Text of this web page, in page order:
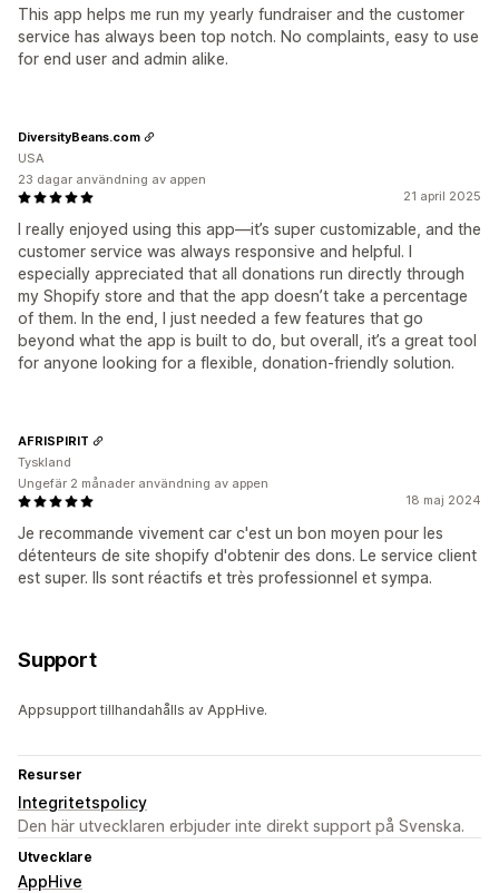
This app helps me run my yearly fundraiser and the customer
service has always been top notch. No complaints, easy to use
for end user and admin alike.
21 april 2025
I really enjoyed using this app—it’s super customizable, and the
customer service was always responsive and helpful. I
especially appreciated that all donations run directly through
my Shopify store and that the app doesn’t take a percentage
of them. In the end, I just needed a few features that go
beyond what the app is built to do, but overall, it’s a great tool
for anyone looking for a flexible, donation-friendly solution.
DiversityBeans.com
USA
23 dagar användning av appen
18 maj 2024
Je recommande vivement car c'est un bon moyen pour les
détenteurs de site shopify d'obtenir des dons. Le service client
est super. Ils sont réactifs et très professionnel et sympa.
AFRISPIRIT
Tyskland
Ungefär 2 månader användning av appen
Support
Appsupport tillhandahålls av AppHive.
Resurser
Integritetspolicy
Den här utvecklaren erbjuder inte direkt support på Svenska.
Utvecklare
AppHive